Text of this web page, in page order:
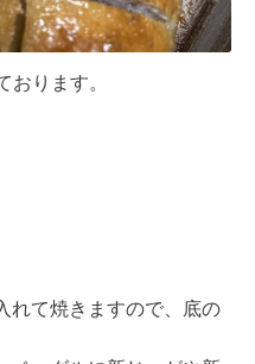
おります。
れて焼きますので、底の